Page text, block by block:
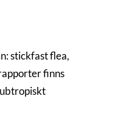
stickfast flea,
finns